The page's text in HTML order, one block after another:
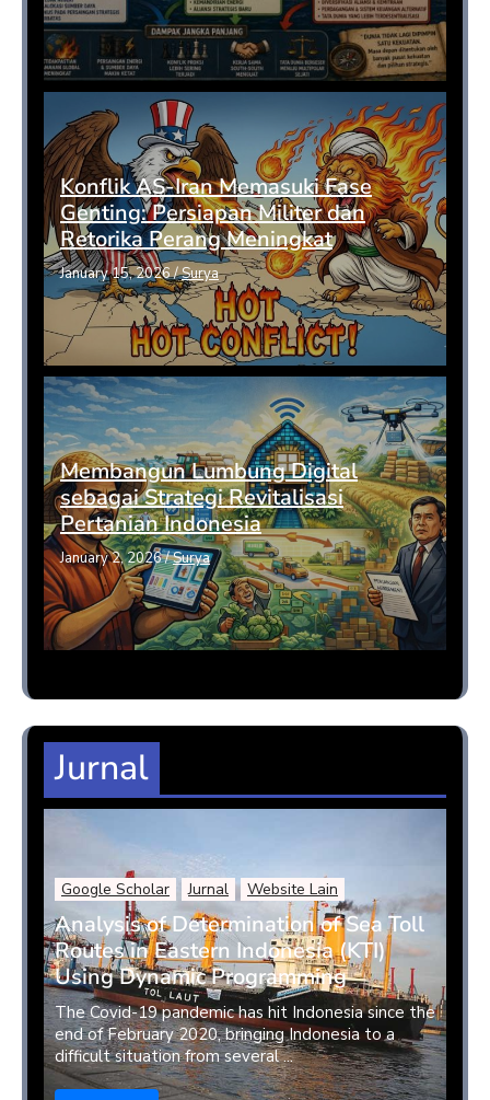
Konflik AS-Iran Memasuki Fase
Genting: Persiapan Militer dan
Retorika Perang Meningkat
January 15, 2026/Surya
Membangun Lumbung Digital
sebagai Strategi Revitalisasi
Pertanian Indonesia
January 2, 2026/Surya
Jurnal
Google Scholar Jurnal Website Lain
Analysis of Determination of Sea Toll
Routes in Eastern Indonesia (KTI)
Using Dynamic Programming
The Covid-19 pandemic has hit Indonesia since the
end of February 2020, bringing Indonesia to a
difficult situation from several ...